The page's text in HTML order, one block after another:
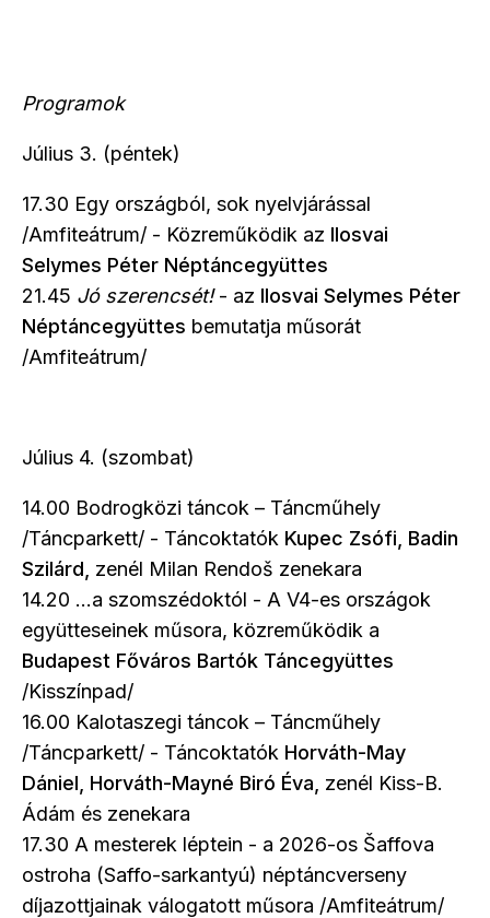
Programok
Július 3. (péntek)
17.30 Egy országból, sok nyelvjárással
/Amfiteátrum/ - Közreműködik az Ilosvai
Selymes Péter Néptáncegyüttes
21.45 Jó szerencsét!- az Ilosvai Selymes Péter
Néptáncegyüttes bemutatja műsorát
/Amfiteátrum/
Július 4. (szombat)
14.00 Bodrogközi táncok – Táncműhely
/Táncparkett/ - Táncoktatók Kupec Zsófi, Badin
Szilárd, zenél Milan Rendoš zenekara
14.20 …a szomszédoktól - A V4-es országok
együtteseinek műsora, közreműködik a
Budapest Főváros Bartók Táncegyüttes
/Kisszínpad/
16.00 Kalotaszegi táncok – Táncműhely
/Táncparkett/ - Táncoktatók Horváth-May
Dániel, Horváth-Mayné Biró Éva, zenél Kiss-B.
Ádám és zenekara
17.30 A mesterek léptein - a 2026-os Šaffova
ostroha (Saffo-sarkantyú) néptáncverseny
díjazottjainak válogatott műsora /Amfiteátrum/